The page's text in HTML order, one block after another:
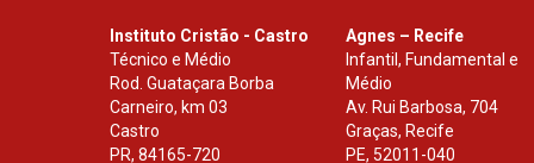
Instituto Cristão - Castro
Técnico e Médio
Rod. Guataçara Borba
Carneiro, km 03
Castro
PR, 84165-720
Agnes – Recife
Infantil, Fundamental e
Médio
Av. Rui Barbosa, 704
Graças, Recife
PE, 52011-040